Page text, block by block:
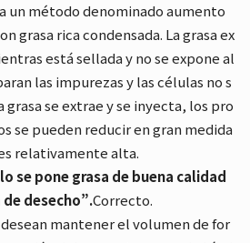
un método denominado aumento
grasa rica condensada. La grasa ex
está sellada y no se expone al
las impurezas y las células no s
se extrae y se inyecta, los pro
se pueden reducir en gran medida
relativamente alta.
se pone grasa de buena calidad
desecho”.Correcto.
mantener el volumen de for